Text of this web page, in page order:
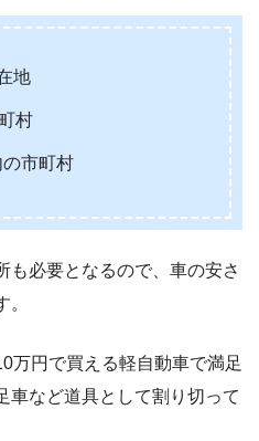
地
村
市町村
も必要となるので、車の安さ
万円で買える軽自動車で満足
車など道具として割り切って